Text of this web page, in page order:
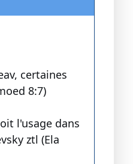
certaines
8:7)
l'usage dans
ztl (Ela